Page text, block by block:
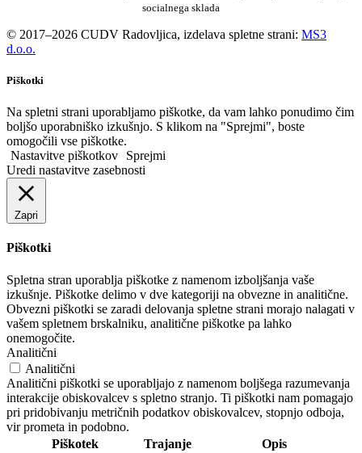
socialnega sklada
© 2017–2026 CUDV Radovljica, izdelava spletne strani: MS3
d.o.o.
Piškotki
Na spletni strani uporabljamo piškotke, da vam lahko ponudimo čim
boljšo uporabniško izkušnjo. S klikom na "Sprejmi", boste
omogočili vse piškotke.
Nastavitve piškotkov
Sprejmi
Uredi nastavitve zasebnosti
Zapri
Piškotki
Spletna stran uporablja piškotke z namenom izboljšanja vaše
izkušnje. Piškotke delimo v dve kategoriji na obvezne in analitične.
Obvezni piškotki se zaradi delovanja spletne strani morajo nalagati v
vašem spletnem brskalniku, analitične piškotke pa lahko
onemogočite.
Analitični
Analitični
Analitični piškotki se uporabljajo z namenom boljšega razumevanja
interakcije obiskovalcev s spletno stranjo. Ti piškotki nam pomagajo
pri pridobivanju metričnih podatkov obiskovalcev, stopnjo odboja,
vir prometa in podobno.
Piškotek
Trajanje Opis